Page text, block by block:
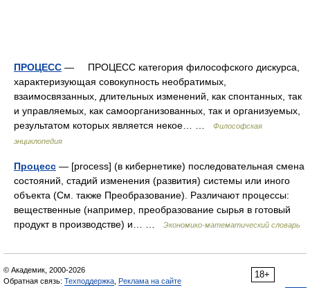
ПРОЦЕСС — ПРОЦЕСС категория философского дискурса,
характеризующая совокупность необратимых,
взаимосвязанных, длительных изменений, как спонтанных, так
и управляемых, как самоорганизованных, так и организуемых,
результатом которых является некое… …
Философская
энциклопедия
Процесс — [process] (в кибернетике) последовательная смена
состояний, стадий изменения (развития) системы или иного
объекта (См. также Преобразование). Различают процессы:
вещественные (например, преобразование сырья в готовый
продукт в производстве) и… …
Экономико-математический словарь
18+
© Академик, 2000-2026
Обратная связь: Техподдержка Реклама на сайте